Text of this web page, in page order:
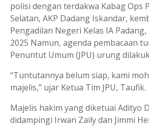
polisi dengan terdakwa Kabag Ops
Selatan, AKP Dadang Iskandar,
Pengadilan Negeri Kelas IA
2025 Namun, agenda pembacaan
Penuntut Umum (JPU) urung
“Tuntutannya belum siap, kami
majelis,” ujar Ketua Tim JPU, Taufik.
Majelis hakim yang diketuai Adityo
didampingi Irwan Zaily dan Jimmi